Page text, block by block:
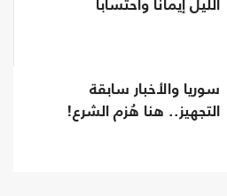
الليل إيمانا واحتسابا
سوريا والأخبار سابقة
التجهيز.. هنا هُزم الشرع!